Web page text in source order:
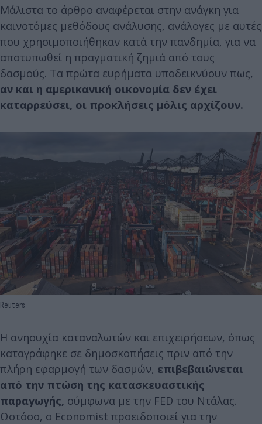
Μάλιστα το άρθρο αναφέρεται στην ανάγκη για
καινοτόμες μεθόδους ανάλυσης, ανάλογες με αυτές
που χρησιμοποιήθηκαν κατά την πανδημία, για να
αποτυπωθεί η πραγματική ζημιά από τους
δασμούς. Τα πρώτα ευρήματα υποδεικνύουν πως,
αν και η αμερικανική οικονομία δεν έχει
καταρρεύσει, οι προκλήσεις μόλις αρχίζουν.
Reuters
Η ανησυχία καταναλωτών και επιχειρήσεων, όπως
καταγράφηκε σε δημοσκοπήσεις πριν από την
πλήρη εφαρμογή των δασμών, επιβεβαιώνεται
από την πτώση της κατασκευαστικής
παραγωγής, σύμφωνα με την FED του Ντάλας.
Ωστόσο, ο Economist προειδοποιεί για την